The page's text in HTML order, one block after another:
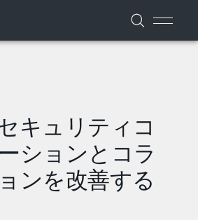
キュリティコ
ションとコラ
ンを改善する